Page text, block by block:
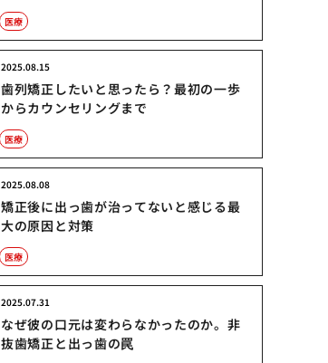
医療
歯列矯正したいと思ったら？最初の一歩
からカウンセリングまで
2025.08.15
医療
矯正後に出っ歯が治ってないと感じる最
大の原因と対策
2025.08.08
医療
なぜ彼の口元は変わらなかったのか。非
抜歯矯正と出っ歯の罠
2025.07.31